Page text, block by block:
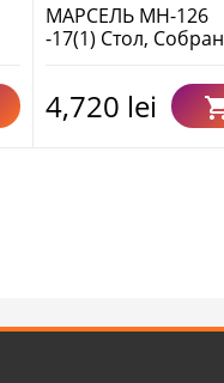
МАРСЕЛЬ МН-126
-17(1) Стол, Собран
4,720 lei